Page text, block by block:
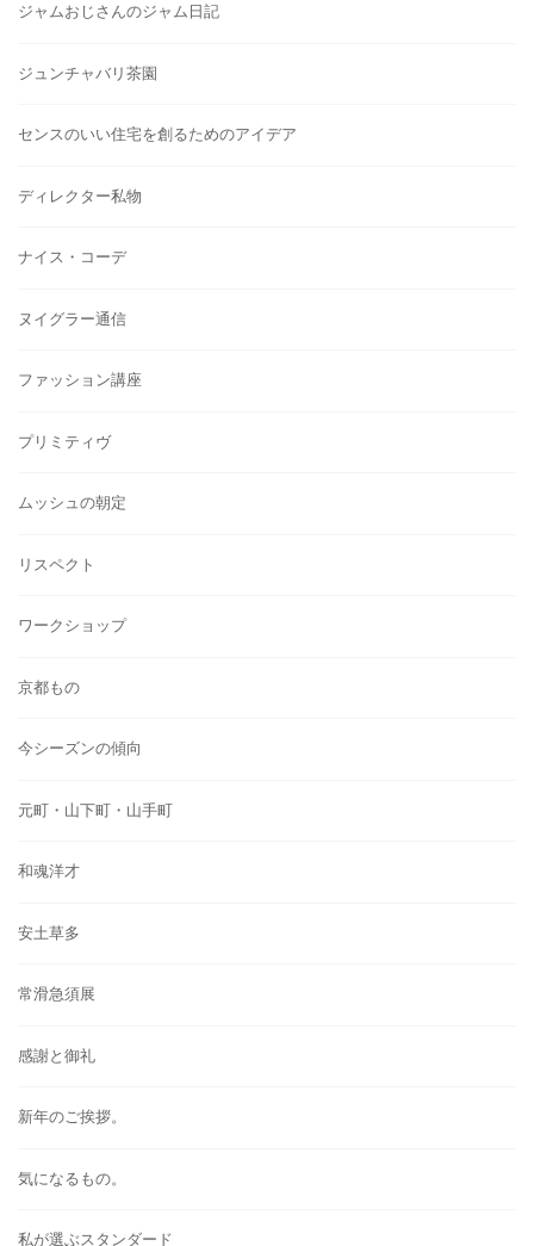
ジャムおじさんのジャム日記
ジュンチャバリ茶園
センスのいい住宅を創るためのアイデア
ディレクター私物
ナイス・コーデ
ヌイグラー通信
ファッション講座
プリミティヴ
ムッシュの朝定
リスペクト
ワークショップ
京都もの
今シーズンの傾向
元町・山下町・山手町
和魂洋才
安土草多
常滑急須展
感謝と御礼
新年のご挨拶。
気になるもの。
私が選ぶスタンダード